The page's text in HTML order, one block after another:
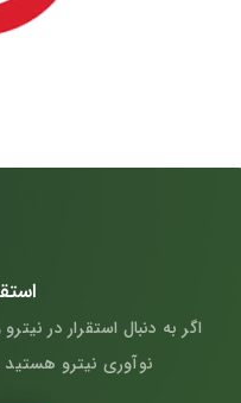
اگر به دنبال استقرار در
نوآوری نیترو